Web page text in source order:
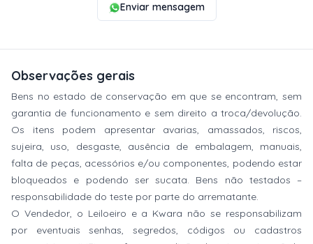
Enviar mensagem
Observações gerais
Bens no estado de conservação em que se encontram, sem
garantia de funcionamento e sem direito a troca/devolução.
Os itens podem apresentar avarias, amassados, riscos,
sujeira, uso, desgaste, ausência de embalagem, manuais,
falta de peças, acessórios e/ou componentes, podendo estar
bloqueados e podendo ser sucata. Bens não testados –
responsabilidade do teste por parte do arrematante.
O Vendedor, o Leiloeiro e a Kwara não se responsabilizam
por eventuais senhas, segredos, códigos ou cadastros